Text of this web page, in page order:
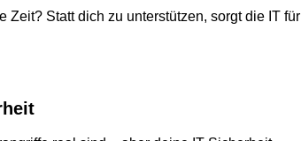
Zeit? Statt dich zu unterstützen, sorgt die IT für